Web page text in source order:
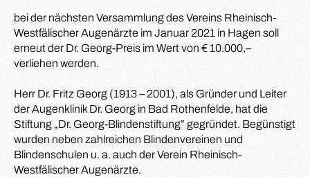
bei der nächsten Versammlung des Vereins Rheinisch-
Westfälischer Augenärzte im Januar 2021 in Hagen soll
erneut der Dr. Georg-Preis im Wert von € 10.000,–
verliehen werden.
Herr Dr. Fritz Georg (1913 – 2001), als Gründer und Leiter
der Augenklinik Dr. Georg in Bad Rothenfelde, hat die
Stiftung „Dr. Georg-Blindenstiftung” gegründet. Begünstigt
wurden neben zahlreichen Blindenvereinen und
Blindenschulen u. a. auch der Verein Rheinisch-
Westfälischer Augenärzte.